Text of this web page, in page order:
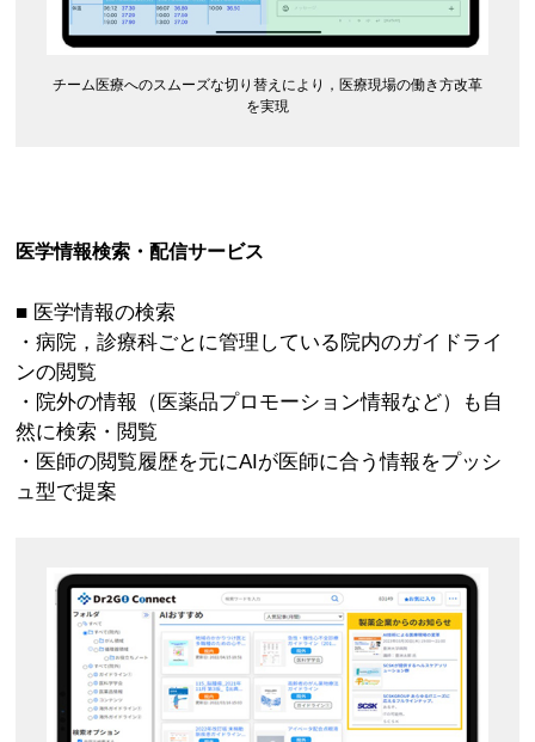
チーム医療へのスムーズな切り替えにより，医療現場の働き方改革
を実現
医学情報検索・配信サービス
■ 医学情報の検索
・病院，診療科ごとに管理している院内のガイドライ
ンの閲覧
・院外の情報（医薬品プロモーション情報など）も自
然に検索・閲覧
・医師の閲覧履歴を元にAIが医師に合う情報をプッシ
ュ型で提案